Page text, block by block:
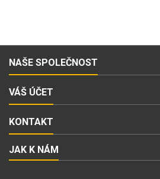
NAŠE SPOLEČNOST
VÁŠ ÚČET
KONTAKT
JAK K NÁM